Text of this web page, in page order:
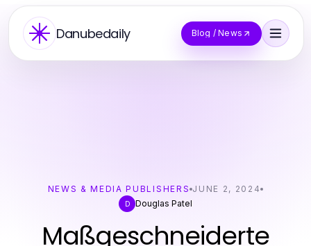
Danubedaily Blog / News
NEWS & MEDIA PUBLISHERS JUNE 2, 2024
D Douglas Patel
Maßgeschneiderte